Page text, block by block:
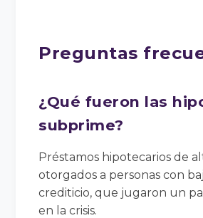
Preguntas
¿Qué fueron las
subprime?
Préstamos hipotecarios de
otorgados a personas con
crediticio, que jugaron un
en la crisis.